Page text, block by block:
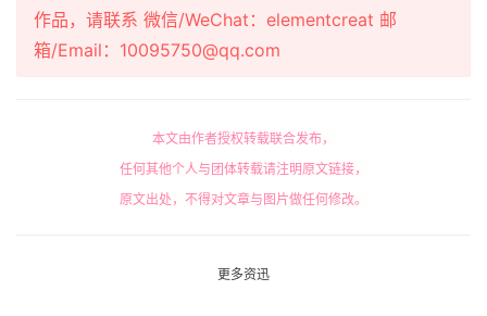
作品，请联系 微信/WeChat：elementcreat 邮
箱/Email：10095750@qq.com
本文由作者授权转载联合发布，
任何其他个人与团体转载请注明原文链接，
原文出处，不得对文章与图片做任何修改。
更多资迅